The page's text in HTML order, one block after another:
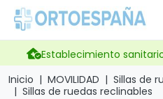
Establecimiento
Inicio
MOVILIDAD
Sillas de
Sillas de ruedas reclinables